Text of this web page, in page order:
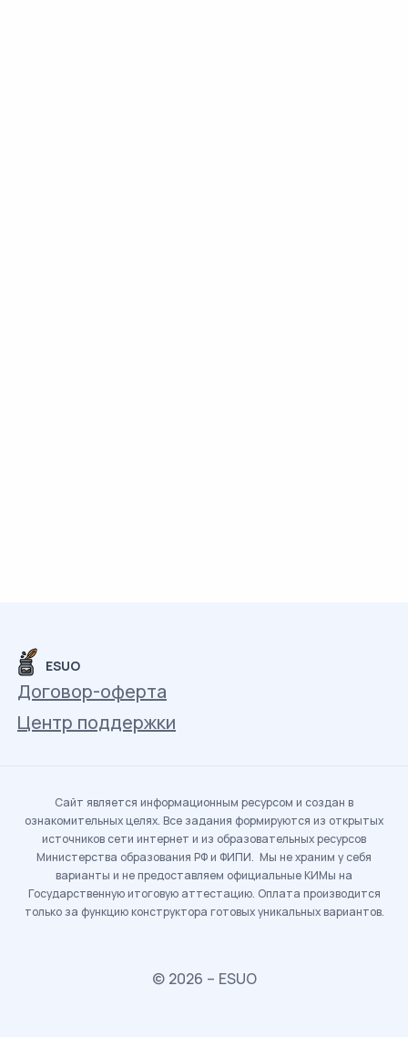
ESUO
Договор-оферта
Центр поддержки
Сайт является информационным ресурсом и создан в
ознакомительных целях. Все задания формируются из открытых
источников сети интернет и из образовательных ресурсов
Министерства образования РФ и ФИПИ. Мы не храним у себя
варианты и не предоставляем официальные КИМы на
Государственную итоговую аттестацию. Оплата производится
только за функцию конструктора готовых уникальных вариантов.
© 2026 – ESUO